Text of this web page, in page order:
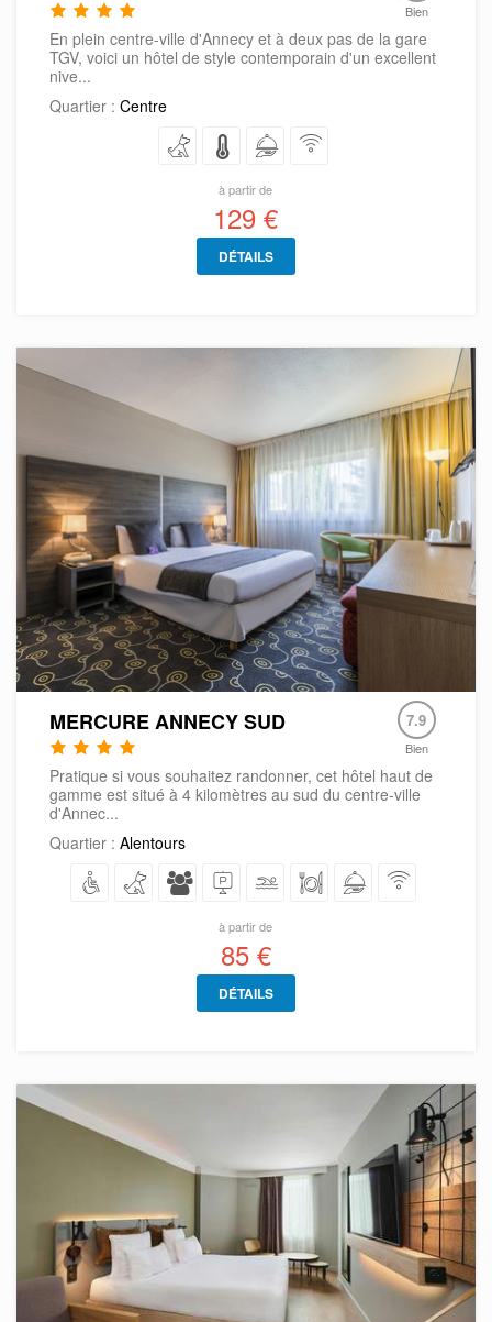
Bien
En plein centre-ville d'Annecy et à deux pas de la gare
TGV, voici un hôtel de style contemporain d'un excellent
nive...
Quartier : Centre
à partir de
129 €
DÉTAILS
MERCURE ANNECY SUD 7.9
Bien
Pratique si vous souhaitez randonner, cet hôtel haut de
gamme est situé à 4 kilomètres au sud du centre-ville
d'Annec...
Quartier : Alentours
à partir de
85 €
DÉTAILS